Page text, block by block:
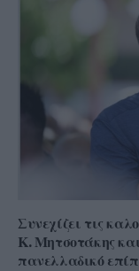
Συνεχίζει τις
Κ. Μητσοτάκης
πανελλαδικό